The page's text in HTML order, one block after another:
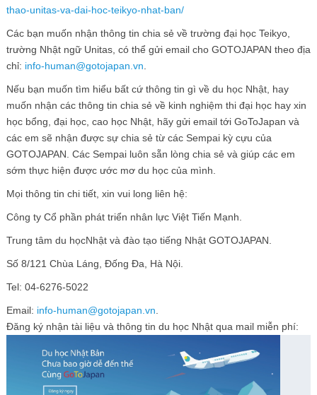
thao-unitas-va-dai-hoc-teikyo-nhat-ban/
Các bạn muốn nhận thông tin chia sẻ về trường đại học Teikyo,
trường Nhật ngữ Unitas, có thể gửi email cho GOTOJAPAN theo địa
chỉ: info-human@gotojapan.vn
Nếu bạn muốn tìm hiểu bất cứ thông tin gì về du học Nhật, hay
muốn nhận các thông tin chia sẻ về kinh nghiệm thi đại học hay xin
học bổng, đại học, cao học Nhật, hãy gửi email tới GoToJapan và
các em sẽ nhận được sự chia sẻ từ các Sempai kỳ cựu của
GOTOJAPAN. Các Sempai luôn sẵn lòng chia sẻ và giúp các em
sớm thực hiện được ước mơ du học của mình.
Mọi thông tin chi tiết, xin vui long liên hệ:
Công ty Cổ phần phát triển nhân lực Việt Tiến Mạnh.
Trung tâm du họcNhật và đào tạo tiếng Nhật GOTOJAPAN.
Số 8/121 Chùa Láng, Đống Đa, Hà Nội.
Tel: 04-6276-5022
Email: info-human@gotojapan.vn
Đăng ký nhận tài liệu và thông tin du học Nhật qua mail miễn phí: